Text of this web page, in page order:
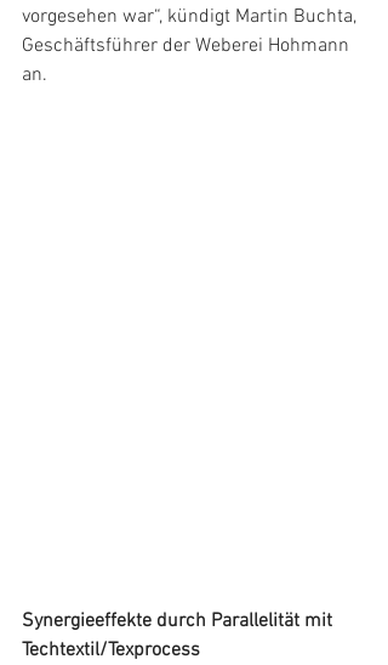
vorgesehen war“, kündigt Martin Buchta,
Geschäftsführer der Weberei Hohmann
an.
Synergieeffekte durch Parallelität mit
Techtextil/Texprocess